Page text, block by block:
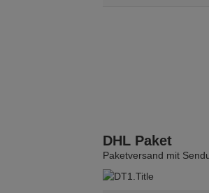
DHL Paket
Paketversand mit